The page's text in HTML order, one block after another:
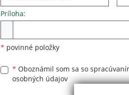
Príloha:
* povinné položky
* Oboznámil som sa so
osobných údajov